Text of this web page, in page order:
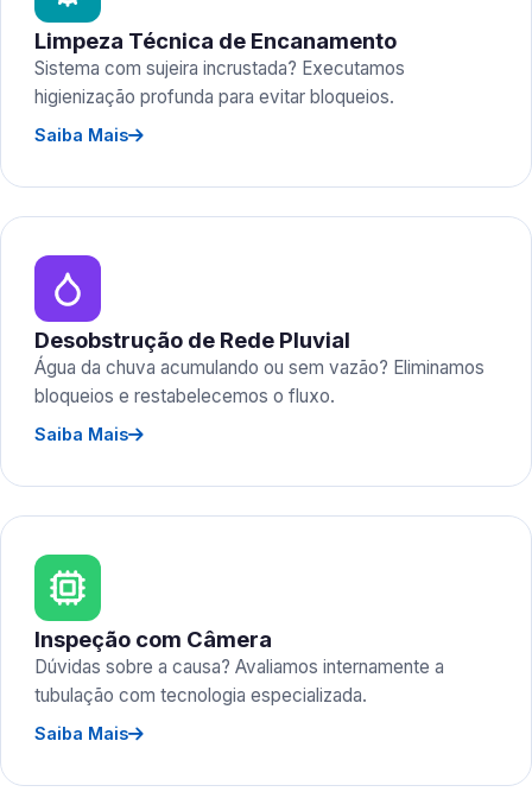
Limpeza Técnica de Encanamento
Sistema com sujeira incrustada? Executamos
higienização profunda para evitar bloqueios.
Saiba Mais
Desobstrução de Rede Pluvial
Água da chuva acumulando ou sem vazão? Eliminamos
bloqueios e restabelecemos o fluxo.
Saiba Mais
Inspeção com Câmera
Dúvidas sobre a causa? Avaliamos internamente a
tubulação com tecnologia especializada.
Saiba Mais